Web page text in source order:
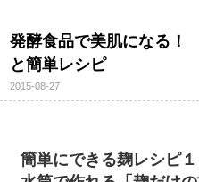
発酵食品で美肌になる！
と簡単レシピ
2015-08-27
簡単にできる麹レシピ１